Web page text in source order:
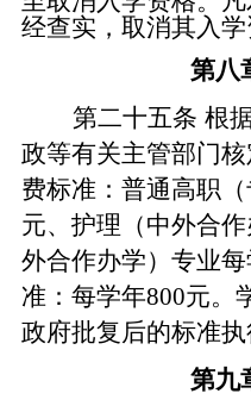
经查实，取消其入学
第八
第二十五条 根
政等有关主管部门
费标准：普通高职
元、护理（中外合
外合作办学）专业每
准： 每学年800元。
政府批复后的标准执
第九